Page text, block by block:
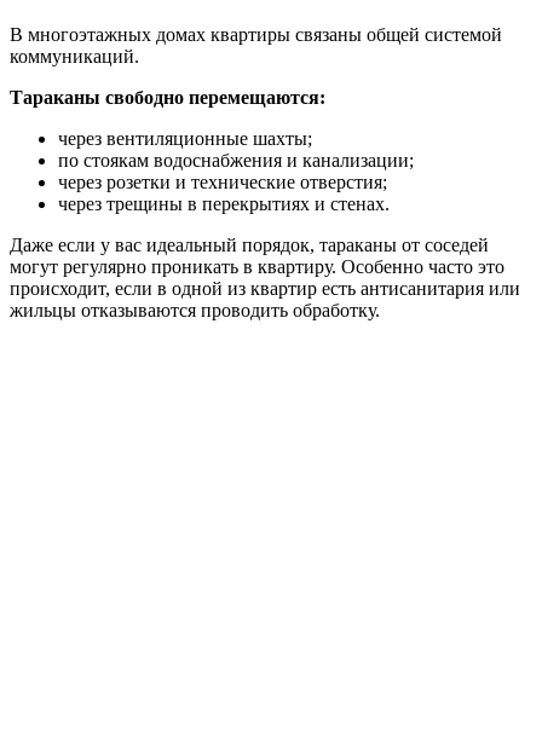
В многоэтажных домах квартиры связаны общей системой
коммуникаций.
Тараканы свободно перемещаются:
через вентиляционные шахты;
по стоякам водоснабжения и канализации;
через розетки и технические отверстия;
через трещины в перекрытиях и стенах.
Даже если у вас идеальный порядок, тараканы от соседей
могут регулярно проникать в квартиру. Особенно часто это
происходит, если в одной из квартир есть антисанитария или
жильцы отказываются проводить обработку.